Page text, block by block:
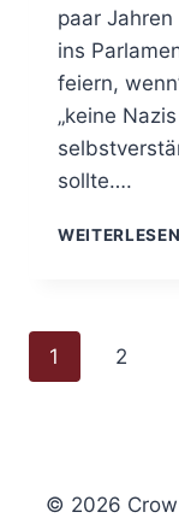
paar Jahren
ins
feiern,
„keine
sollte….
WEITERLESEN
1 2
© 2026 Crow